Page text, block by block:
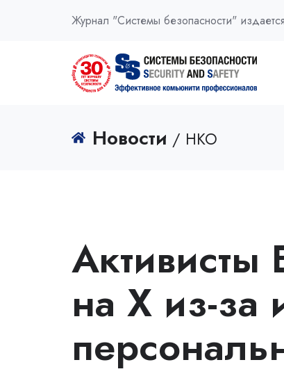
Журнал "Системы безопасности"
Новости / НКО
на X из-за